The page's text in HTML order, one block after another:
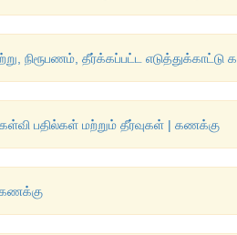
நிரூபணம், தீர்க்கப்பட்ட
பதில்கள் மற்றும் தீர்வுகள் | கணக்கு
கணக்கு